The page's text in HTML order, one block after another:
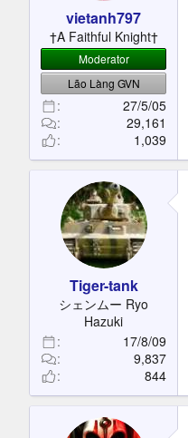
vietanh797
†A Faithful Knight†
Moderator
Lão Làng GVN
27/5/05
29,161
1,039
Tiger-tank
シェンムー Ryo
Hazuki
17/8/09
9,837
844